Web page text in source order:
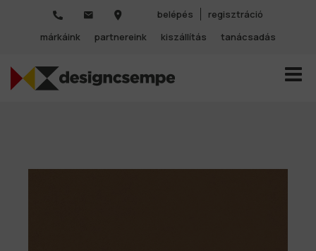
belépés
regisztráció
márkáink
partnereink kiszállítás tanácsadás